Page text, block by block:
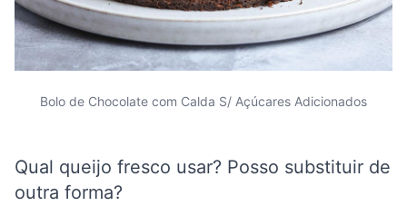
Bolo de Chocolate com Calda S/ Açúcares Adicionados
Qual queijo fresco usar? Posso substituir de
outra forma?